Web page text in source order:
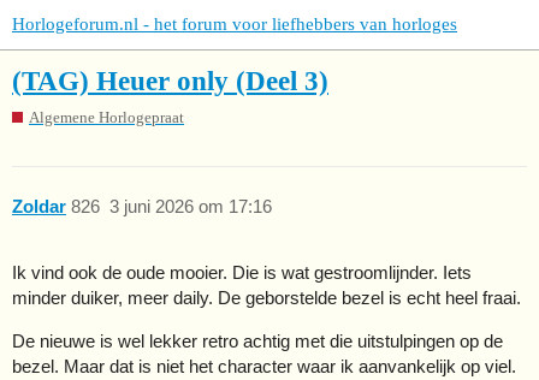
Horlogeforum.nl - het forum voor liefhebbers van horloges
(TAG) Heuer only (Deel 3)
Algemene Horlogepraat
Zoldar 3 juni 2026 om 17:16
826
Ik vind ook de oude mooier. Die is wat gestroomlijnder. Iets
minder duiker, meer daily. De geborstelde bezel is echt heel fraai.
De nieuwe is wel lekker retro achtig met die uitstulpingen op de
bezel. Maar dat is niet het character waar ik aanvankelijk op viel.